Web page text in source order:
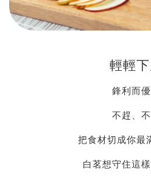
輕輕下
鋒利而
不趕、
把食材切成你最
白茗想守住這樣